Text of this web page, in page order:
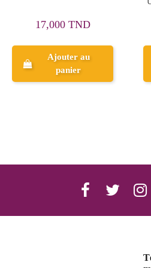
29,600 TND
Ajouter au
panier